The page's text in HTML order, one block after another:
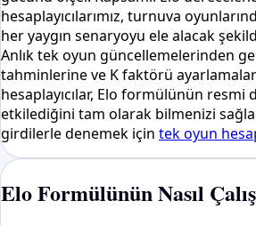
hesaplayıcılarımız, turnuva
her yaygın senaryoyu ele alacak
Anlık tek oyun güncellemelerinden
tahminlerine ve K faktörü
hesaplayıcılar, Elo formülünün resmi
etkilediğini tam olarak bilmenizi
girdilerle denemek için tek oyun
Elo Formülünün Nasıl